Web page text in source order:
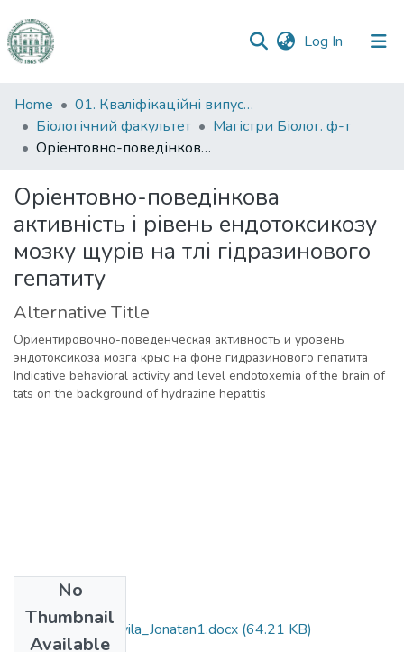
Log In (current)
Communities
&
Collections
Statistics
Home
01. Кваліфікаційні випускні роботи здобувачів вищої освіти
Біологічний факультет
Магістри Біолог. ф-т
Оріентовно-поведінкова активність і рівень ендотоксикозу мозку щурів на тлі гідразинового гепатиту
Оріентовно-поведінкова
активність і рівень ендотоксикозу
мозку щурів на тлі гідразинового
гепатиту
Alternative Title
Ориентировочно-поведенческая активность и уровень
эндотоксикоза мозга крыс на фоне гидразинового гепатита
Indicative behavioral activity and level endotoxemia of the brain of
tats on the background of hydrazine hepatitis
No
Thumbnail
Available
091_Makela_Mavila_Jonatan1.docx (64.21 KB)